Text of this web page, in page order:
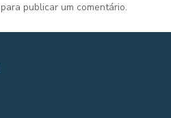
para publicar um comentário.